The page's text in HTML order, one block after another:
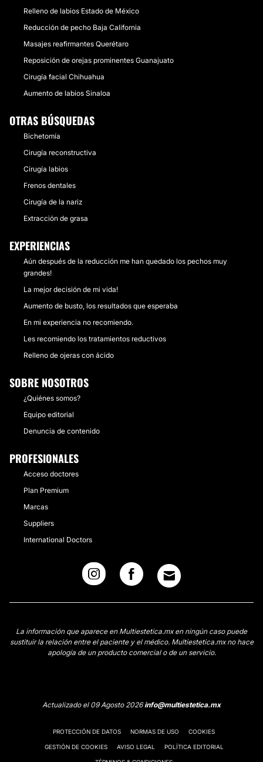
Relleno de labios Estado de México
Reducción de pecho Baja California
Masajes reafirmantes Querétaro
Reposición de orejas prominentes Guanajuato
Cirugía facial Chihuahua
Aumento de labios Sinaloa
OTRAS BÚSQUEDAS
Bichetomía
Cirugía reconstructiva
Cirugía labios
Frenos dentales
Cirugía de la nariz
Extracción de grasa
EXPERIENCIAS
Aún después de la reducción me han quedado los pechos muy
grandes!
La mejor decisión de mi vida!
Aumento de busto, los resultados que esperaba
En mi experiencia no recomiendo.
Les recomiendo los tratamientos reductivos
Relleno de ojeras con ácido
SOBRE NOSOTROS
¿Quiénes somos?
Equipo editorial
Denuncia de contenido
PROFESIONALES
Acceso doctores
Plan Premium
Marcas
Suppliers
International Doctors
La información que aparece en Multiestetica.mx en ningún caso puede
sustituir la relación entre el paciente y el médico. Multiestetica.mx no hace
apología de un producto comercial o de un servicio.
Actualizado el 09 Agosto 2026info@multiestetica.mx
PROTECCIÓN DE DATOS NORMAS DE USO COOKIES
GESTIÓN DE COOKIES AVISO LEGAL POLÍTICA EDITORIAL